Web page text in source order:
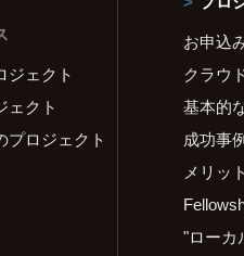
ジェクト
ェクト
プロジェクト
お申込
クラウ
基本的
成功事
メリッ
"ローカ